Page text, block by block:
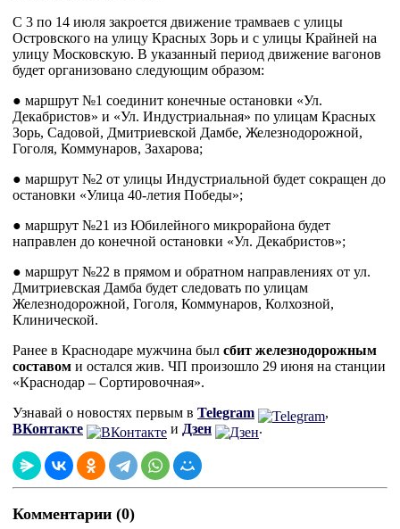
С 3 по 14 июля закроется движение трамваев с улицы
Островского на улицу Красных Зорь и с улицы Крайней на
улицу Московскую. В указанный период движение вагонов
будет организовано следующим образом:
● маршрут №1 соединит конечные остановки «Ул.
Декабристов» и «Ул. Индустриальная» по улицам Красных
Зорь, Садовой, Дмитриевской Дамбе, Железнодорожной,
Гоголя, Коммунаров, Захарова;
● маршрут №2 от улицы Индустриальной будет сокращен до
остановки «Улица 40-летия Победы»;
● маршрут №21 из Юбилейного микрорайона будет
направлен до конечной остановки «Ул. Декабристов»;
● маршрут №22 в прямом и обратном направлениях от ул.
Дмитриевская Дамба будет следовать по улицам
Железнодорожной, Гоголя, Коммунаров, Колхозной,
Клинической.
Ранее в Краснодаре мужчина был сбит железнодорожным
составом и остался жив. ЧП произошло 29 июня на станции
«Краснодар – Сортировочная».
Узнавай о новостях первым в Telegram
,
ВКонтакте
и Дзен .
Комментарии (0)